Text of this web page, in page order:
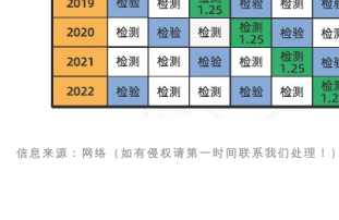
信息来源： 网络（如有侵权请第一时间联系我们处理！）